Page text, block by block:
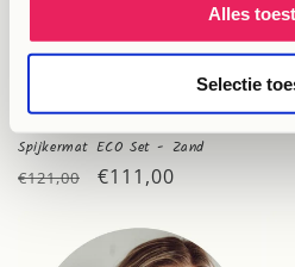
Alles
Selectie
Spijkermat ECO Set - Zand
Normale
€121,00 Aanbiedingsprijs
€111,00